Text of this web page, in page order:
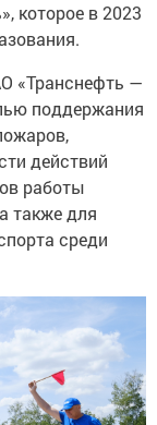
которое в 2023
«Транснефть —
поддержания
действий
работы
также для
среди